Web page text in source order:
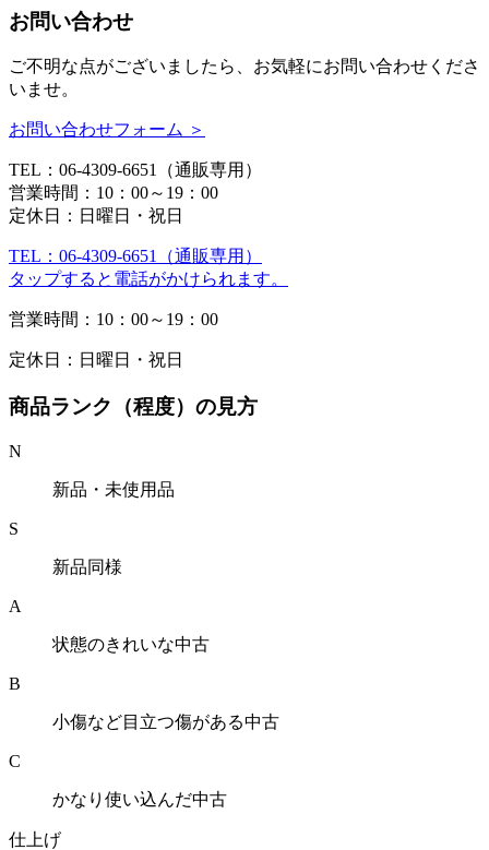
お問い合わせ
ご不明な点がございましたら、お気軽にお問い合わせくださ
いませ。
お問い合わせフォーム ＞
TEL：06-4309-6651（通販専用）
営業時間：10：00～19：00
定休日：日曜日・祝日
TEL：06-4309-6651（通販専用）
タップすると電話がかけられます。
営業時間：10：00～19：00
定休日：日曜日・祝日
商品ランク（程度）の見方
N
新品・未使用品
S
新品同様
A
状態のきれいな中古
B
小傷など目立つ傷がある中古
C
かなり使い込んだ中古
仕上げ